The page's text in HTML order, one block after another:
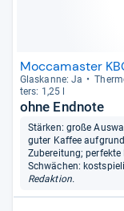
Moccamaster
Glas­kanne: Ja
ters: 1,25 l
ohne Endnote
Stärken: große
guter Kaffee
Zubereitung; perfekte
Schwächen:
Redaktion.